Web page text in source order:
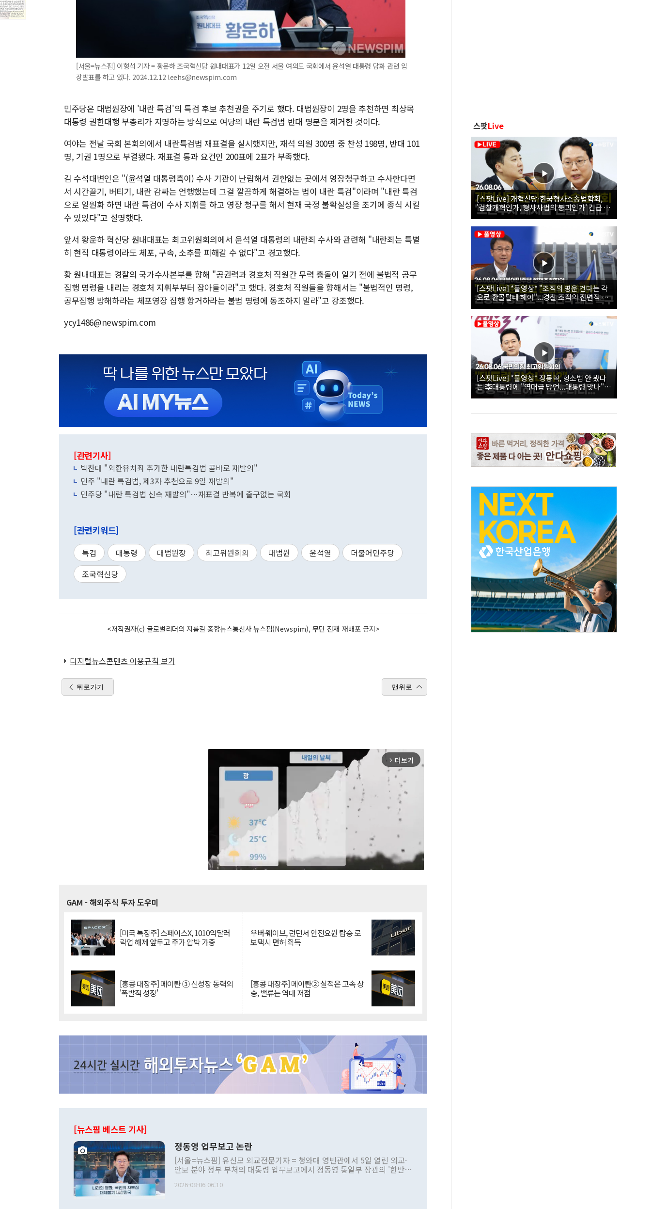
[서울=뉴스핌] 이형석 기자 = 황운하 조국혁신당 원내대표가 12일 오전 서울 여의도 국회에서 윤석열 대통령 담화 관련 입
장발표를 하고 있다. 2024.12.12 leehs@newspim.com
민주당은 대법원장에 '내란 특검'의 특검 후보 추천권을 주기로 했다. 대법원장이 2명을 추천하면 최상목
대통령 권한대행 부총리가 지명하는 방식으로 여당의 내란 특검법 반대 명분을 제거한 것이다.
여야는 전날 국회 본회의에서 내란특검법 재표결을 실시했지만, 재석 의원 300명 중 찬성 198명, 반대 101
명, 기권 1명으로 부결됐다. 재표결 통과 요건인 200표에 2표가 부족했다.
김 수석대변인은 "(윤석열 대통령측이) 수사 기관이 난립해서 권한없는 곳에서 영장청구하고 수사한다면
서 시간끌기, 버티기, 내란 감싸는 언행했는데 그걸 깔끔하게 해결하는 법이 내란 특검"이라며 "내란 특검
으로 일원화 하면 내란 특검이 수사 지휘를 하고 영장 청구를 해서 현재 국정 불확실성을 조기에 종식 시킬
수 있있다"고 설명했다.
앞서 황운하 혁신당 원내대표는 최고위원회의에서 윤석열 대통령의 내란죄 수사와 관련해 "내란죄는 특별
히 현직 대통령이라도 체포, 구속, 소추를 피해갈 수 없다"고 경고했다.
황 원내대표는 경찰의 국가수사본부를 향해 "공권력과 경호처 직원간 무력 충돌이 일기 전에 불법적 공무
집행 명령을 내리는 경호처 지휘부부터 잡아들이라"고 했다. 경호처 직원들을 향해서는 "불법적인 명령,
공무집행 방해하라는 체포영장 집행 항거하라는 불법 명령에 동조하지 말라"고 강조했다.
ycy1486@newspim.com
[관련기사]
박찬대 "외환유치죄 추가한 내란특검법 곧바로 재발의"
민주 "내란 특검법, 제3자 추천으로 9일 재발의"
민주당 "내란 특검법 신속 재발의"…재표결 반복에 출구없는 국회
[관련키워드]
특검 대통령 대법원장 최고위원회의 대법원 윤석열
더불어민주당
조국혁신당
<저작권자(c) 글로벌리더의 지름길 종합뉴스통신사 뉴스핌(Newspim), 무단 전재-재배포 금지>
디지털뉴스콘텐츠 이용규칙 보기
뒤로가기 맨위로
arrow_forward_ios 더보기
GAM - 해외주식 투자 도우미
[미국 특징주] 스페이스X, 1010억달러
락업 해제 앞두고 주가 압박 가중
우버·웨이브, 런던서 안전요원 탑승 로
보택시 면허 획득
[홍콩 대장주] 메이퇀 ③ 신성장 동력의
'폭발적 성장'
[홍콩 대장주] 메이퇀② 실적은 고속 상
승, 밸류는 역대 저점
[뉴스핌 베스트 기사]
정동영 업무보고 논란
[서울=뉴스핌] 유신모 외교전문기자 = 청와대 영빈관에서 5일 열린 외교·
안보 분야 정부 부처의 대통령 업무보고에서 정동영 통일부 장관의 '한반도
발언 중에는 정부 내 조율을 거치지 않은 사안을 정책으로 추진하겠다고 공
2026-08-06 06:10
스팟Live
[스팟Live] 개혁신당·한국형사소송법학회,
'검찰개혁인가, 형사사법의 붕괴인가' 긴급 세
미나｜26.08.06
[스팟Live] *풀영상* "조직의 명운 건다는 각
오로 환골탈태 해야"...경찰 조직의 전면적 쇄
신 촉구한 한병도 | 26.08.06 더불어민주당 정
책조정회의
[스팟Live] *풀영상* 장동혁, 형소법 안 봤다
는 李대통령에 "역대급 망언...대통령 맞나"｜
26.08.06 국민의힘 최고위원회의